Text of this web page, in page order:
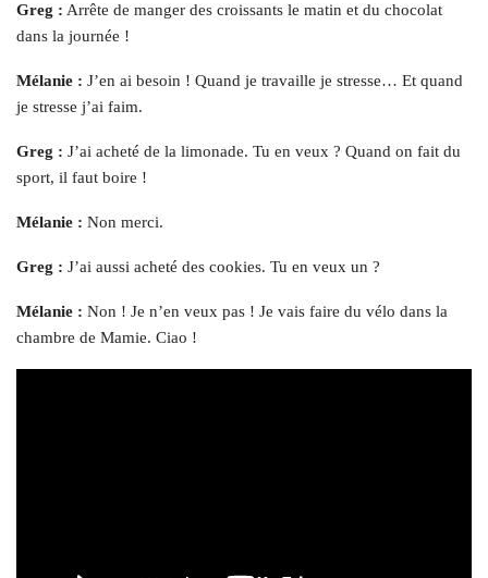
Greg : Arrête de manger des croissants le matin et du chocolat
dans la journée !
Mélanie : J’en ai besoin ! Quand je travaille je stresse… Et quand
je stresse j’ai faim.
Greg : J’ai acheté de la limonade. Tu en veux ? Quand on fait du
sport, il faut boire !
Mélanie : Non merci.
Greg : J’ai aussi acheté des cookies. Tu en veux un ?
Mélanie : Non ! Je n’en veux pas ! Je vais faire du vélo dans la
chambre de Mamie. Ciao !